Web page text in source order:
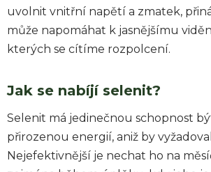
uvolnit vnitřní napětí a zmatek,
může napomáhat k jasnějšímu
kterých se cítíme rozpolcení.
Jak se nabíjí selenit?
Selenit má jedinečnou schopnost
přirozenou energií, aniž by
Nejefektivnější je nechat ho na